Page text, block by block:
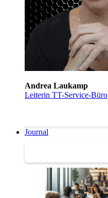
Andrea Laukamp
Leiterin TT-Service-Büro
Journal